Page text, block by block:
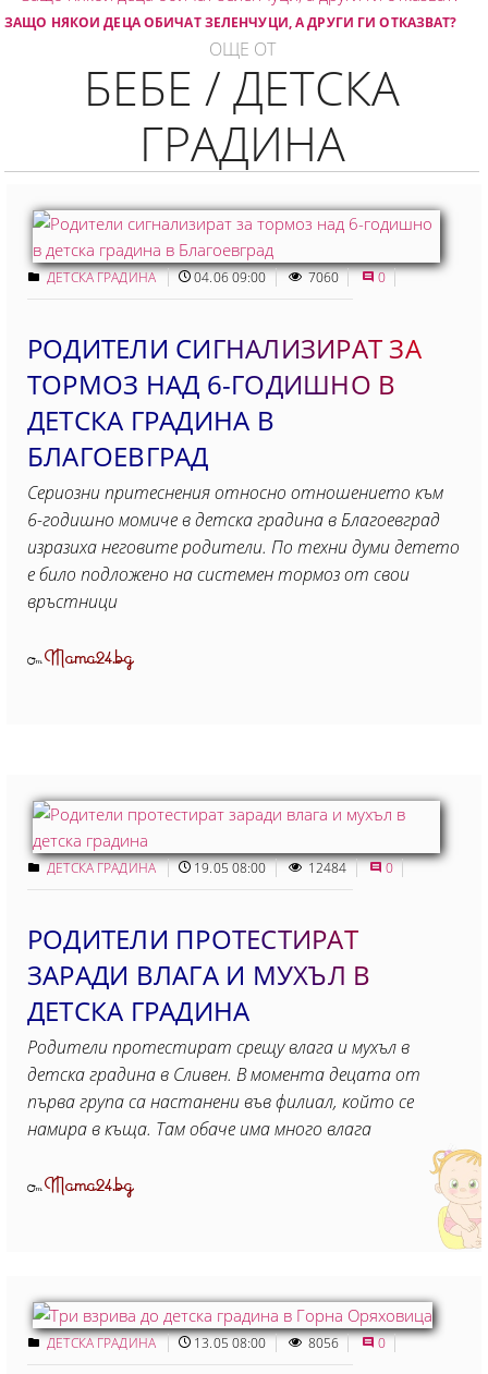
ЗАЩО НЯКОИ ДЕЦА ОБИЧАТ ЗЕЛЕНЧУЦИ, А ДРУГИ ГИ ОТКАЗВАТ?
ОЩЕ ОТ
БЕБЕ / ДЕТСКА
ГРАДИНА
ДЕТСКА ГРАДИНА 04.06 09:00 7060 0
РОДИТЕЛИ СИГНАЛИЗИРАТ ЗА
ТОРМОЗ НАД 6-ГОДИШНО В
ДЕТСКА ГРАДИНА В
БЛАГОЕВГРАД
Сериозни притеснения относно отношението към
6-годишно момиче в детска градина в Благоевград
изразиха неговите родители. По техни думи детето
е било подложено на системен тормоз от свои
връстници
ОтMama24.bg
ДЕТСКА ГРАДИНА 19.05 08:00 12484 0
РОДИТЕЛИ ПРОТЕСТИРАТ
ЗАРАДИ ВЛАГА И МУХЪЛ В
ДЕТСКА ГРАДИНА
Родители протестират срещу влага и мухъл в
детска градина в Сливен. В момента децата от
първа група са настанени във филиал, който се
намира в къща. Там обаче има много влага
ОтMama24.bg
ДЕТСКА ГРАДИНА 13.05 08:00 8056 0